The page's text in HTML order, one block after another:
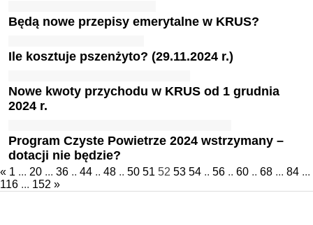
Będą nowe przepisy emerytalne w KRUS?
Ile kosztuje pszenżyto? (29.11.2024 r.)
Nowe kwoty przychodu w KRUS od 1 grudnia
2024 r.
Program Czyste Powietrze 2024 wstrzymany –
dotacji nie będzie?
« 1 ... 20 ... 36 .. 44 .. 48 .. 50 51 52 53 54 .. 56 .. 60 .. 68 ... 84 ...
116 ... 152 »